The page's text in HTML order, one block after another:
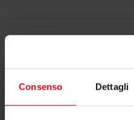
Consenso Dettagli